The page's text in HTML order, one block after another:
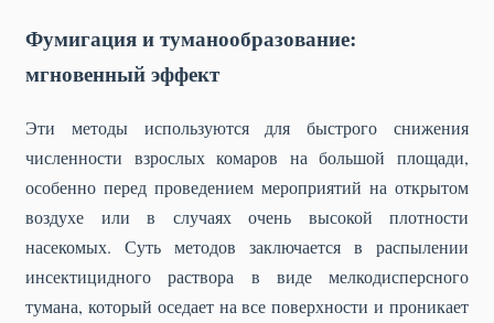
Фумигация и туманообразование:
мгновенный эффект
Эти методы используются для быстрого снижения
численности взрослых комаров на большой площади,
особенно перед проведением мероприятий на открытом
воздухе или в случаях очень высокой плотности
насекомых. Суть методов заключается в распылении
инсектицидного раствора в виде мелкодисперсного
тумана, который оседает на все поверхности и проникает